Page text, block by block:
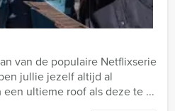
p.p. excl. BTW
‐ 3 uur
van de populaire Netflixserie
jullie jezelf altijd al
ultieme roof als deze te ...